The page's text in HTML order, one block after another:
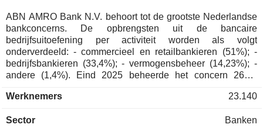
ABN AMRO Bank N.V. behoort tot de grootste Nederlandse
bankconcerns. De opbrengsten uit de bancaire
bedrijfsuitoefening per activiteit worden als volgt
onderverdeeld: - commercieel en retailbankieren (51%); -
bedrijfsbankieren (33,4%); - vermogensbeheer (14,23%); -
andere (1,4%). Eind 2025 beheerde het concern 264,1
kredieten. De geografische verdeling van de opbrengsten uit
(90,8%), Europa (6,1%), Verenigde Staten (1,6%), Azië
Werknemers 23.140
Sector Banken